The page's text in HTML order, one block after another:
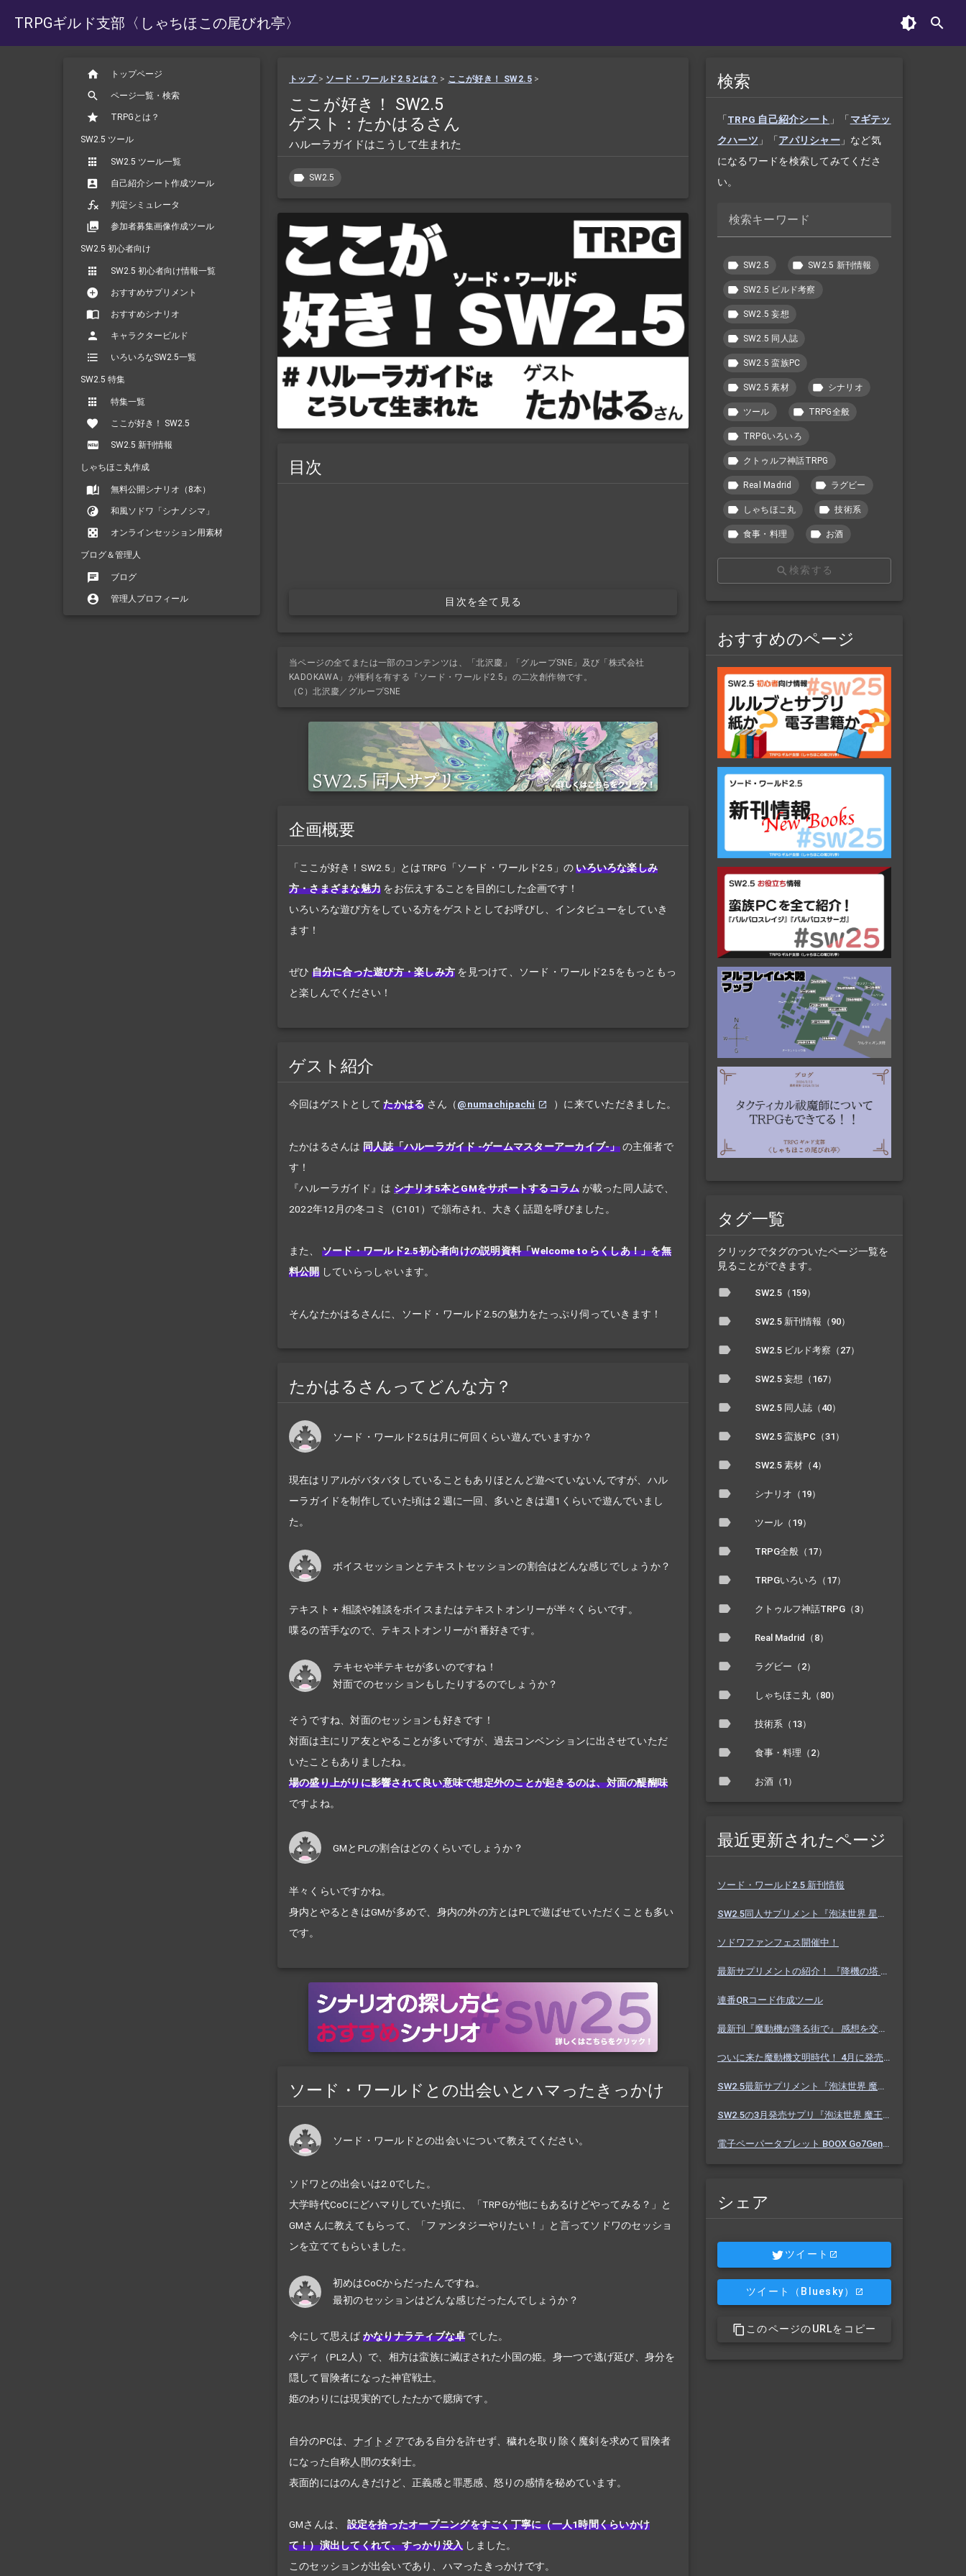
TRPGギルド支部 〈しゃちほこの尾びれ亭〉
トップページ
ページ一覧・検索
TRPGとは？
SW2.5 ツール
SW2.5 ツール一覧
自己紹介シート作成ツール
判定シミュレータ
参加者募集画像作成ツール
SW2.5 初心者向け
SW2.5 初心者向け情報一覧
おすすめサプリメント
おすすめシナリオ
キャラクタービルド
いろいろなSW2.5一覧
SW2.5 特集
特集一覧
ここが好き！ SW2.5
SW2.5 新刊情報
しゃちほこ丸作成
無料公開シナリオ（8本）
和風ソドワ「シナノシマ」
オンラインセッション用素材
ブログ＆管理人
ブログ
管理人プロフィール
トップ > ソード・ワールド2.5とは？ > ここが好き！ SW2.5 >
ここが好き！ SW2.5
ゲスト：たかはるさん
ハルーラガイドはこうして生まれた
SW2.5
目次
目次を全て見る
当ページの全てまたは一部のコンテンツは、「北沢慶」「グループSNE」及び「株式会社
KADOKAWA」が権利を有する『ソード・ワールド2.5』の二次創作物です。
（C）北沢慶／グループSNE
企画概要
「ここが好き！ SW2.5」とはTRPG「ソード・ワールド2.5」の いろいろな楽しみ
方・さまざまな魅力 をお伝えすることを目的にした企画です！
いろいろな遊び方をしている方をゲストとしてお呼びし、インタビューをしていき
ます！
ぜひ 自分に合った遊び方・楽しみ方 を見つけて、ソード・ワールド2.5をもっともっ
と楽しんでください！
ゲスト紹介
今回はゲストとして たかはる さん（@numachipachi ）に来ていただきました。
たかはるさんは 同人誌「ハルーラガイド -ゲームマスターアーカイブ-」 の主催者で
す！
『ハルーラガイド』は シナリオ5本とGMをサポートするコラム が載った同人誌で、
2022年12月の冬コミ（C101）で頒布され、大きく話題を呼びました。
また、
ソード・ワールド2.5初心者向けの説明資料「Welcome to らくしあ！」を無
料公開 していらっしゃいます。
そんなたかはるさんに、ソード・ワールド2.5の魅力をたっぷり伺っていきます！
たかはるさんってどんな方？
ソード・ワールド2.5は月に何回くらい遊んでいますか？
現在はリアルがバタバタしていることもありほとんど遊べていないんですが、ハル
ーラガイドを制作していた頃は２週に一回、多いときは週1くらいで遊んでいまし
た。
ボイスセッションとテキストセッションの割合はどんな感じでしょうか？
テキスト + 相談や雑談をボイスまたはテキストオンリーが半々くらいです。
喋るの苦手なので、テキストオンリーが1番好きです。
テキセや半テキセが多いのですね！
対面でのセッションもしたりするのでしょうか？
そうですね、対面のセッションも好きです！
対面は主にリア友とやることが多いですが、過去コンベンションに出させていただ
いたこともありましたね。
場の盛り上がりに影響されて良い意味で想定外のことが起きるのは、対面の醍醐味
ですよね。
GMとPLの割合はどのくらいでしょうか？
半々くらいですかね。
身内とやるときはGMが多めで、身内の外の方とはPLで遊ばせていただくことも多い
です。
ソード・ワールドとの出会いとハマったきっかけ
ソード・ワールドとの出会いについて教えてください。
ソドワとの出会いは2.0でした。
大学時代CoCにどハマりしていた頃に、「TRPGが他にもあるけどやってみる？」と
GMさんに教えてもらって、「ファンタジーやりたい！」と言ってソドワのセッショ
ンを立ててもらいました。
初めはCoCからだったんですね。
最初のセッションはどんな感じだったんでしょうか？
今にして思えば かなりナラティブな卓 でした。
バディ（PL2人）で、相方は蛮族に滅ぼされた小国の姫。身一つで逃げ延び、身分を
隠して冒険者になった神官戦士。
姫のわりには現実的でしたたかで臆病です。
自分のPCは、 ナイトメアである自分を許せず、穢れを取り除く魔剣を求めて冒険者
になった自称人間の女剣士。
表面的にはのんきだけど、正義感と罪悪感、怒りの感情を秘めています。
GMさんは、
設定を拾ったオープニングをすごく丁寧に（一人1時間くらいかけ
て！）演出してくれて、すっかり没入 しました。
このセッションが出会いであり、ハマったきっかけです。
検索
「 TRPG 自己紹介シート 」「 マギテッ
クハーツ 」「 アパリシャー」など気
になるワードを検索してみてくださ
い。
検索キーワード
SW2.5 SW2.5 新刊情報
SW2.5 ビルド考察
SW2.5 妄想
SW2.5 同人誌
SW2.5 蛮族PC
SW2.5 素材 シナリオ
ツール TRPG全般
TRPGいろいろ
クトゥルフ神話TRPG
Real Madrid ラグビー
しゃちほこ丸 技術系
食事・料理 お酒
検索する
おすすめのページ
タグ一覧
クリックでタグのついたページ一覧を
見ることができます。
SW2.5（159）
SW2.5 新刊情報（90）
SW2.5 ビルド考察（27）
SW2.5 妄想（167）
SW2.5 同人誌（40）
SW2.5 蛮族PC（31）
SW2.5 素材（4）
シナリオ（19）
ツール（19）
TRPG全般（17）
TRPGいろいろ（17）
クトゥルフ神話TRPG（3）
Real Madrid（8）
ラグビー（2）
しゃちほこ丸（80）
技術系（13）
食事・料理（2）
お酒（1）
最近更新されたページ
ソード・ワールド2.5 新刊情報
SW2.5同人サプリメント『泡沫世界 星と砂のノクターン』 #ホスノク
ソドワファンフェス開催中！
最新サプリメントの紹介！ 『降機の塔 ヴァセーゴ』 魔動機好きなら必見！ 随伴魔動機と旅に出よう！
連番QRコード作成ツール
最新刊『魔動機が降る街で』 感想を交えて紹介します！ 魔動機テーマの小説！ おもしろいデータも多数！
ついに来た魔動機文明時代！ 4月に発売のソドワ最新刊 『魔動機が降る街で』 紹介・予想・考察！
SW2.5最新サプリメント『泡沫世界 魔王宮殿』 バーっと読んだ感想を交えて紹介します！！
SW2.5の3月発売サプリ『泡沫世界 魔王宮殿』 これまでにわかった内容を予想を交えて紹介
電子ペーパータブレット BOOX Go7Gen2 購入しました【Eink】
シェア
ツイート
ツイート （Bluesky）
このページのURLをコピー